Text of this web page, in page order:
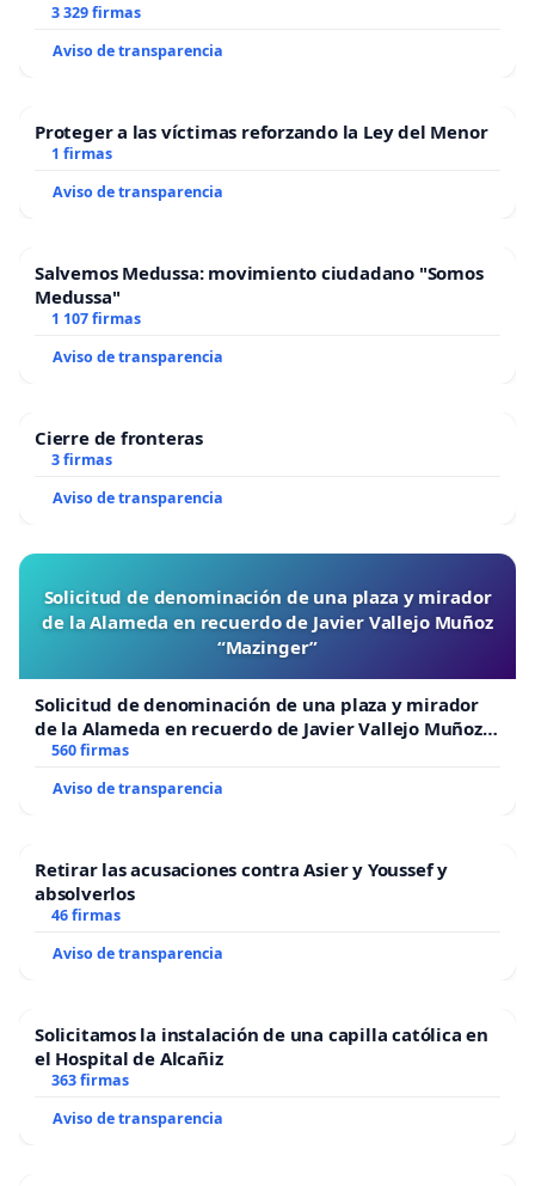
3 329 firmas
Aviso de transparencia
Proteger a las víctimas reforzando la Ley del Menor
1 firmas
Aviso de transparencia
Salvemos Medussa: movimiento ciudadano "Somos
Medussa"
1 107 firmas
Aviso de transparencia
Cierre de fronteras
3 firmas
Aviso de transparencia
Solicitud de denominación de una plaza y mirador
de la Alameda en recuerdo de Javier Vallejo Muñoz
“Mazinger”
Solicitud de denominación de una plaza y mirador
de la Alameda en recuerdo de Javier Vallejo Muñoz
“Mazinger”
560 firmas
Aviso de transparencia
Retirar las acusaciones contra Asier y Youssef y
absolverlos
46 firmas
Aviso de transparencia
Solicitamos la instalación de una capilla católica en
el Hospital de Alcañiz
363 firmas
Aviso de transparencia